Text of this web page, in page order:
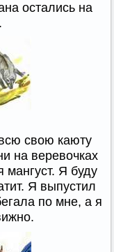
остались на
свою каюту
на веревочках
мангуст. Я буду
Я выпустил
по мне, а я